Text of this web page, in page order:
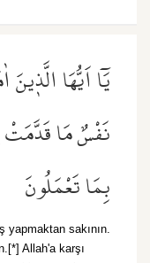
يَٓا اَيُّهَا الَّذ۪ينَ
نَفْسٌ مَا قَدَّمَتْ
بِمَا تَعْمَلُونَ
yapmaktan sakının.
Allah'a karşı